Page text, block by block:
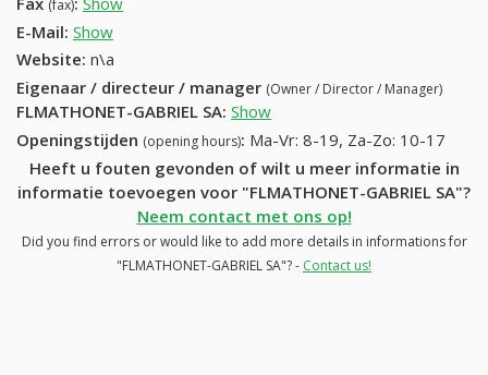
(fax)
E-Mail: Show
Website: n\a
Eigenaar / directeur / manager (Owner / Director / Manager)
FLMATHONET-GABRIEL SA: Show
Openingstijden (opening hours): Ma-Vr: 8-19, Za-Zo: 10-17
Heeft u fouten gevonden of wilt u meer informatie in
informatie toevoegen voor "FLMATHONET-GABRIEL SA"?
Neem contact met ons op!
Did you find errors or would like to add more details in informations for
"FLMATHONET-GABRIEL SA"? - Contact us!